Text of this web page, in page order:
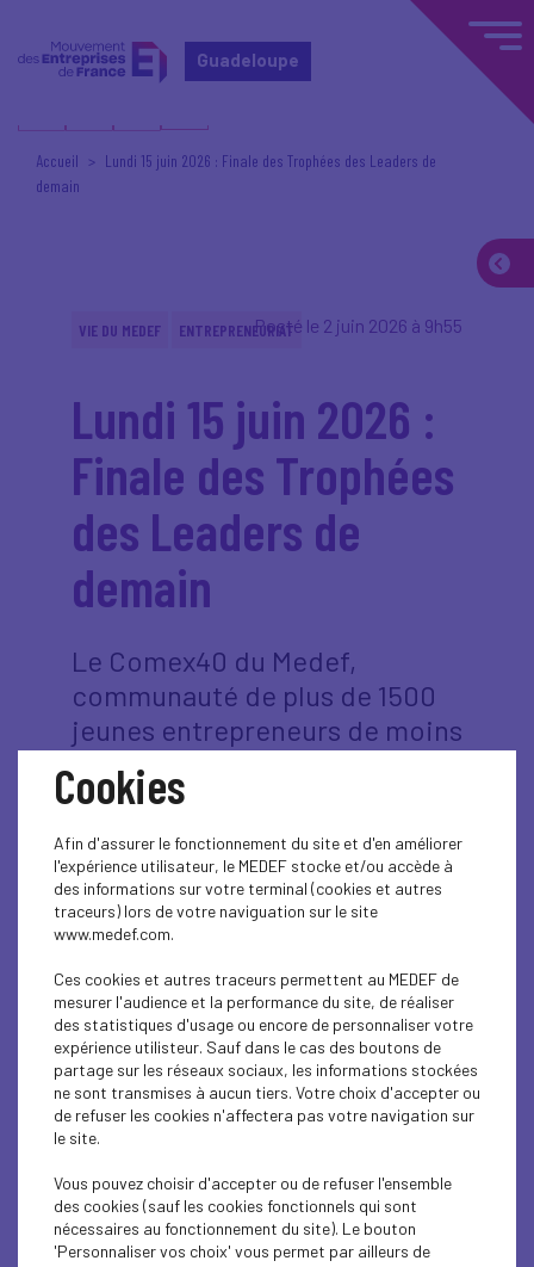
Guadeloupe
Accueil
Lundi 15 juin 2026 : Finale des Trophées des Leaders de
demain
Posté le 2 juin 2026 à 9h55
VIE DU MEDEF ENTREPRENEURIAT
Lundi 15 juin 2026 :
Finale des Trophées
des Leaders de
demain
Le Comex40 du Medef,
communauté de plus de 1500
jeunes entrepreneurs de moins
de 45 ans, en France
métropolitaine et ultramarine,
remettra le 15 juin prochain «
les Trophées 2026 des Leaders
de demain » à la Maison des
Travaux publics à Paris. La
première édition de ces
trophées a eu lieu l’an passé.
Les participants seront accueillis parSophie
EngsteretMatthieu Hornet, co-présidents du
Comex 40, et par Patrick Martin, président du
Medef.
Lors de cette finale quatre prix seront remis :
Le prix du leader engagé qui récompense
les actions d’un dirigeant engagé sur le plan
social, sociétal ou environnemental.
Cookies
Afin d'assurer le fonctionnement du site et d'en améliorer
l'expérience utilisateur, le MEDEF stocke et/ou accède à
des informations sur votre terminal (cookies et autres
traceurs) lors de votre naviguation sur le site
www.medef.com.
Ces cookies et autres traceurs permettent au MEDEF de
mesurer l'audience et la performance du site, de réaliser
des statistiques d'usage ou encore de personnaliser votre
expérience utilisteur. Sauf dans le cas des boutons de
partage sur les réseaux sociaux, les informations stockées
ne sont transmises à aucun tiers. Votre choix d'accepter ou
de refuser les cookies n'affectera pas votre navigation sur
le site.
Vous pouvez choisir d'accepter ou de refuser l'ensemble
des cookies (sauf les cookies fonctionnels qui sont
nécessaires au fonctionnement du site). Le bouton
'Personnaliser vos choix' vous permet par ailleurs de